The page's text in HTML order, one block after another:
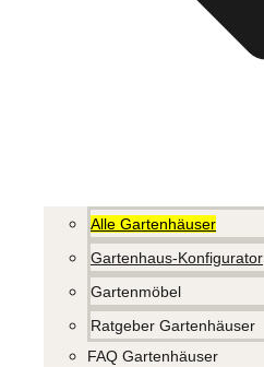
Alle Gartenhäuser
Gartenhaus-Konfigurator
Gartenmöbel
Ratgeber Gartenhäuser
FAQ Gartenhäuser